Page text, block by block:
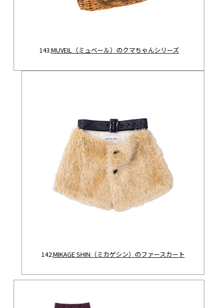
143.MUVEIL（ミュベール）のクマちゃんシリーズ
142.MIKAGE SHIN（ミカゲシン）のファースカート